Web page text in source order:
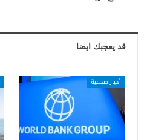
قد يعجبك ايضا
أخبار صحفية